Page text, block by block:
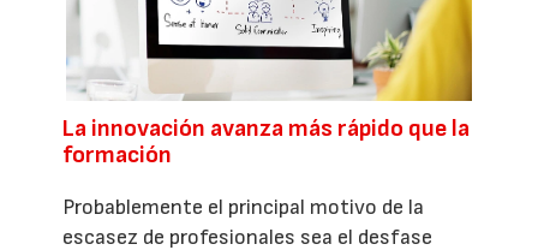
La innovación avanza más rápido que la
formación
Probablemente el principal motivo de la
escasez de profesionales sea el desfase